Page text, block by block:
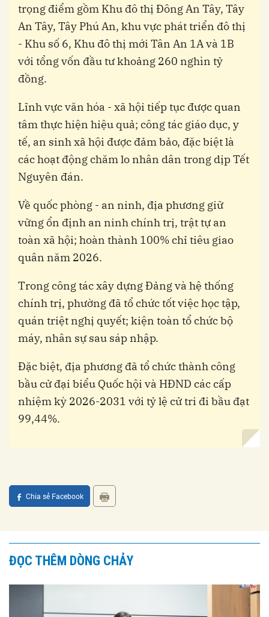
trọng điểm gồm Khu đô thị Đông An Tây, Tây
An Tây, Tây Phú An, khu vực phát triển đô thị
- Khu số 6, Khu đô thị mới Tân An 1A và 1B
với tổng vốn đầu tư khoảng 260 nghìn tỷ
đồng.
Lĩnh vực văn hóa - xã hội tiếp tục được quan
tâm thực hiện hiệu quả; công tác giáo dục, y
tế, an sinh xã hội được đảm bảo, đặc biệt là
các hoạt động chăm lo nhân dân trong dịp Tết
Nguyên đán.
Về quốc phòng - an ninh, địa phương giữ
vững ổn định an ninh chính trị, trật tự an
toàn xã hội; hoàn thành 100% chỉ tiêu giao
quân năm 2026.
Trong công tác xây dựng Đảng và hệ thống
chính trị, phường đã tổ chức tốt việc học tập,
quán triệt nghị quyết; kiện toàn tổ chức bộ
máy, nhân sự sau sáp nhập.
Đặc biệt, địa phương đã tổ chức thành công
bầu cử đại biểu Quốc hội và HĐND các cấp
nhiệm kỳ 2026-2031 với tỷ lệ cử tri đi bầu đạt
99,44%.
Chia sẻ Facebook
ĐỌC THÊM DÒNG CHẢY